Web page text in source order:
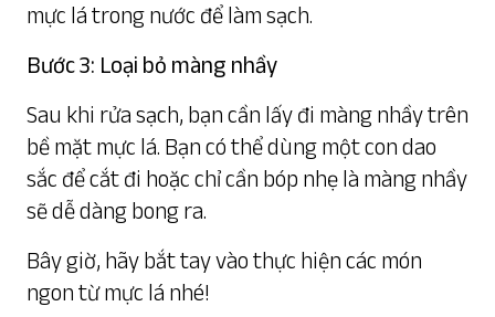
mực lá trong nước để làm sạch.
Bước 3: Loại bỏ màng nhầy
Sau khi rửa sạch, bạn cần lấy đi màng nhầy trên
bề mặt mực lá. Bạn có thể dùng một con dao
sắc để cắt đi hoặc chỉ cần bóp nhẹ là màng nhầy
sẽ dễ dàng bong ra.
Bây giờ, hãy bắt tay vào thực hiện các món
ngon từ mực lá nhé!